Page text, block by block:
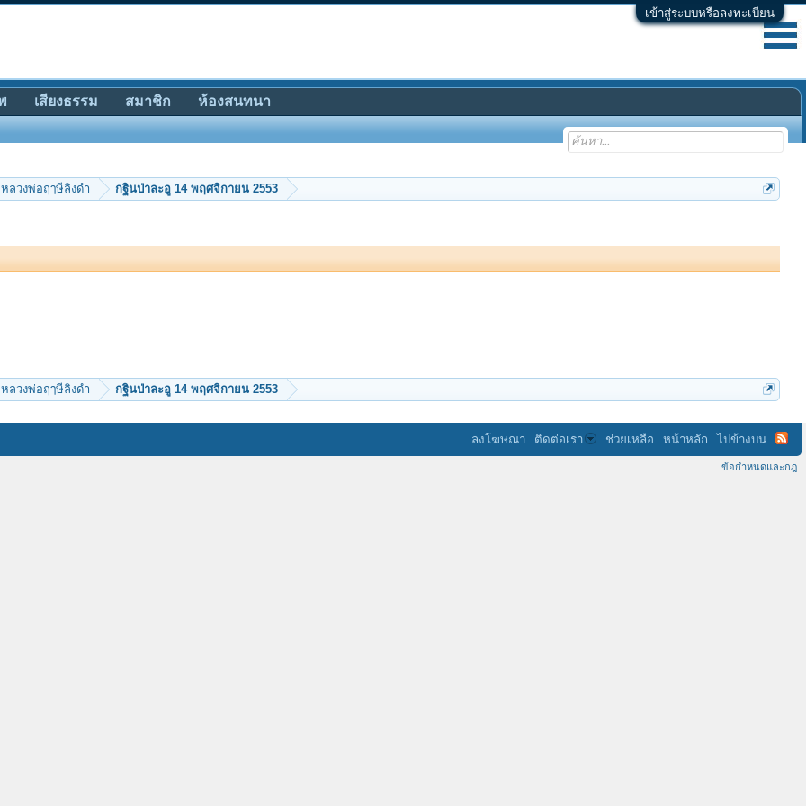
เข้าสู่ระบบหรือลงทะเบียน
หลวงพ่อฤๅษีลิงดำ กฐินป่าละอู 14 พฤศจิกายน 2553
หลวงพ่อฤๅษีลิงดำ กฐินป่าละอู 14 พฤศจิกายน 2553
เสียงธรรม สมาชิก ห้องสนทนา
ลงโฆษณา ติดต่อเรา ช่วยเหลือ หน้าหลัก ไปข้างบน
ข้อกำหนดและกฎ